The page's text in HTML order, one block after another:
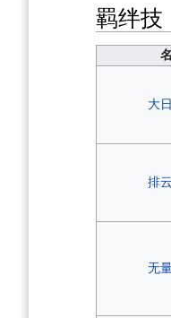
羁绊技
大
排
无